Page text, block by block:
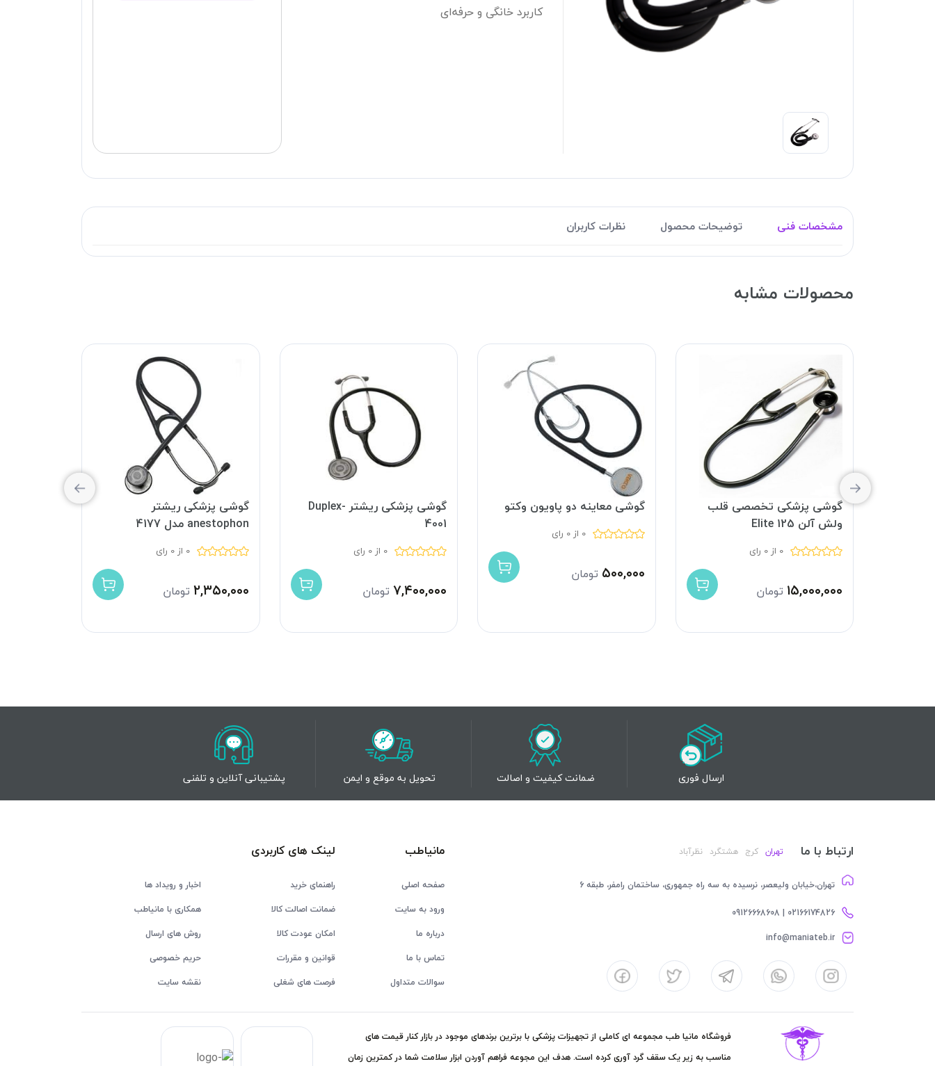
کاربرد خانگی و حرفه‌ای
مشخصات فنی توضیحات محصول نظرات کاربران
محصولات مشابه
گوشی پزشکی تخصصی قلب
ولش آلن Elite 125
0 از 0 رای
۱۵,۰۰۰,۰۰۰ تومان
گوشی معاینه دو پاویون وکتو
0 از 0 رای
۵۰۰,۰۰۰ تومان
گوشی پزشکی ریشتر Duplex-
4001
0 از 0 رای
۷,۴۰۰,۰۰۰ تومان
گوشی پزشکی ریشتر
anestophon مدل 4177
0 از 0 رای
۲,۳۵۰,۰۰۰ تومان
ارسال فوری ضمانت کیفیت و اصالت تحویل به موقع و ایمن پشتیبانی آنلاین و تلفنی
ارتباط با ما تهران کرج هشتگرد نظرآباد
تهران،خیابان ولیعصر، نرسیده به سه راه جمهوری، ساختمان رامفر، طبقه 6
02166174826 | 09126668608
info@maniateb.ir
مانیاطب
صفحه اصلی
ورود به سایت
درباره ما
تماس با ما
سوالات متداول
لینک های کاربردی
راهنمای خرید
اخبار و رویداد ها
ضمانت اصالت کالا
همکاری با مانیاطب
امکان عودت کالا
روش های ارسال
قوانین و مقررات
حریم خصوصی
فرصت های شغلی
نقشه سایت
فروشگاه مانیا طب مجموعه ای کاملی از تجهیزات پزشکی با برترین برندهای موجود در بازار کنار قیمت های
مناسب به زیر یک سقف گرد آوری کرده است. هدف این مجوعه فراهم آوردن ابزار سلامت شما در کمترین زمان